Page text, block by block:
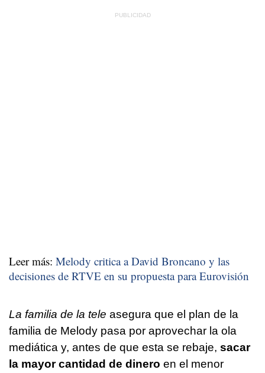
Leer más: Melody critica a David Broncano y las
decisiones de RTVE en su propuesta para Eurovisión
La familia de la tele asegura que el plan de la
familia de Melody pasa por aprovechar la ola
mediática y, antes de que esta se rebaje, sacar
la mayor cantidad de dinero en el menor